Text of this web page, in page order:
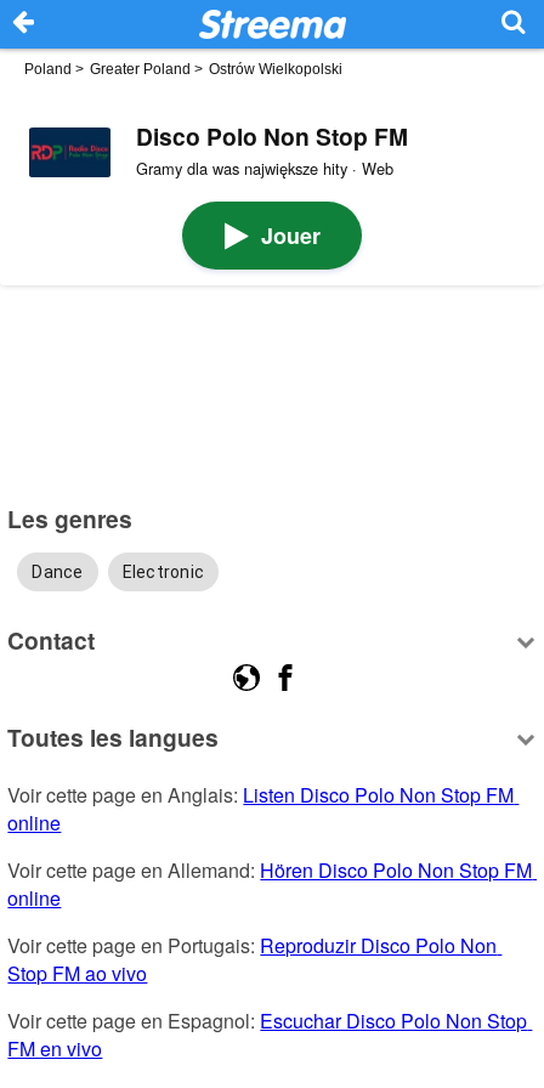
Poland > Greater Poland > Ostrów Wielkopolski
Disco Polo Non Stop FM
Gramy dla was największe hity · Web
Jouer
Les genres
Dance Electronic
Contact
Toutes les langues
Voir cette page en Anglais: Listen Disco Polo Non Stop FM
online
Voir cette page en Allemand: Hören Disco Polo Non Stop FM
online
Voir cette page en Portugais: Reproduzir Disco Polo Non
Stop FM ao vivo
Voir cette page en Espagnol: Escuchar Disco Polo Non Stop
FM en vivo